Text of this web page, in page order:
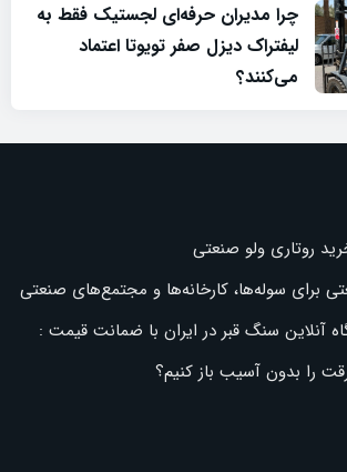
چرا مدیران حرفه‌ای لجستیک فقط به
لیفتراک دیزل صفر تویوتا اعتماد
می‌کنند؟
روتاری ولو صنعتی
برای سوله‌ها، کارخانه‌ها و مجتمع‌های صنعتی
آنلاین سنگ قبر در ایران با ضمانت قیمت :
را بدون آسیب باز کنیم؟